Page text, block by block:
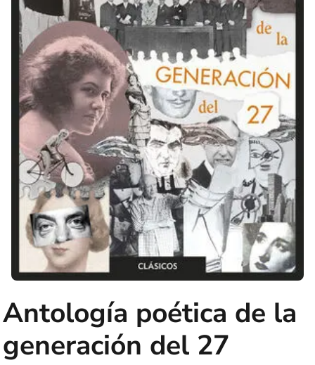
Antología poética de la
generación del 27